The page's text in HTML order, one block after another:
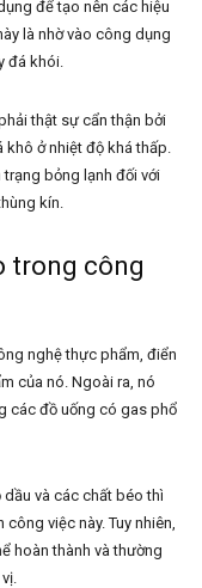
để tạo nên các hiệu
là nhờ vào công dụng
đá khói.
thật sự cẩn thận bởi
ở nhiệt độ khá thấp.
bỏng lạnh đối với
kín.
trong công
nghệ thực phẩm, điển
của nó. Ngoài ra, nó
các đồ uống có gas phổ
và các chất béo thì
việc này. Tuy nhiên,
hoàn thành và thường